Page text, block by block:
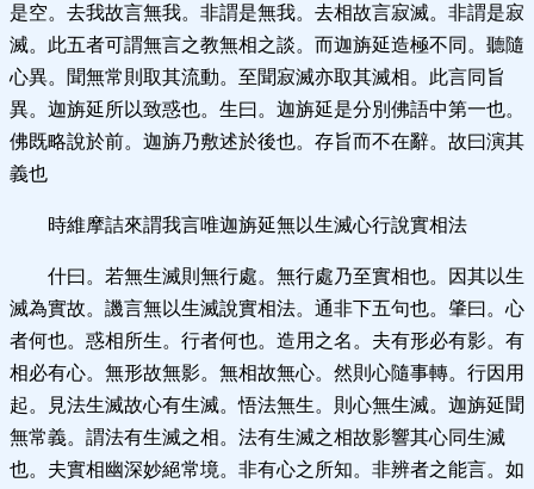
是空。去我故言無我。非謂是無我。去相故言寂滅。非謂是寂
滅。此五者可謂無言之教無相之談。而迦旃延造極不同。聽隨
心異。聞無常則取其流動。至聞寂滅亦取其滅相。此言同旨
異。迦旃延所以致惑也。生曰。迦旃延是分別佛語中第一也。
佛既略說於前。迦旃乃敷述於後也。存旨而不在辭。故曰演其
義也
時維摩詰來謂我言唯迦旃延無以生滅心行說實相法
什曰。若無生滅則無行處。無行處乃至實相也。因其以生
滅為實故。譏言無以生滅說實相法。通非下五句也。肇曰。心
者何也。惑相所生。行者何也。造用之名。夫有形必有影。有
相必有心。無形故無影。無相故無心。然則心隨事轉。行因用
起。見法生滅故心有生滅。悟法無生。則心無生滅。迦旃延聞
無常義。謂法有生滅之相。法有生滅之相故影響其心同生滅
也。夫實相幽深妙絕常境。非有心之所知。非辨者之能言。如